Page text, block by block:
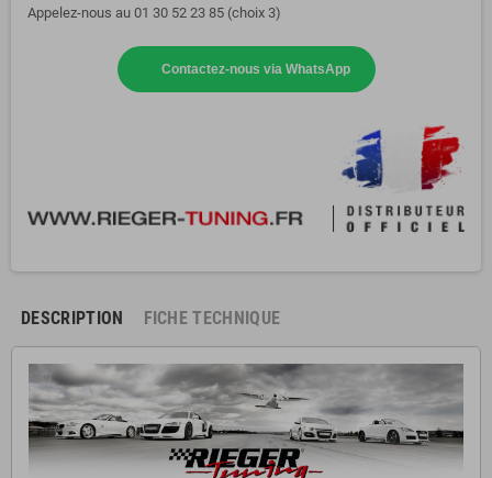
Appelez-nous au 01 30 52 23 85 (choix 3)
Contactez-nous via WhatsApp
DESCRIPTION FICHE TECHNIQUE